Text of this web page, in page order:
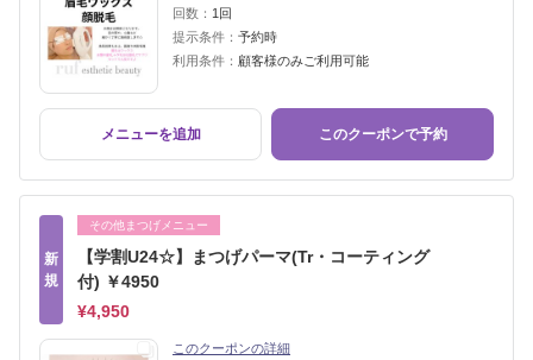
回数： 1回
提示条件： 予約時
利用条件： 顧客様のみご利用可能
メニューを追加 このクーポンで予約
新
規
その他まつげメニュー
【学割U24☆】まつげパーマ(Tr・コーティング
付) ￥4950
¥4,950
このクーポンの詳細